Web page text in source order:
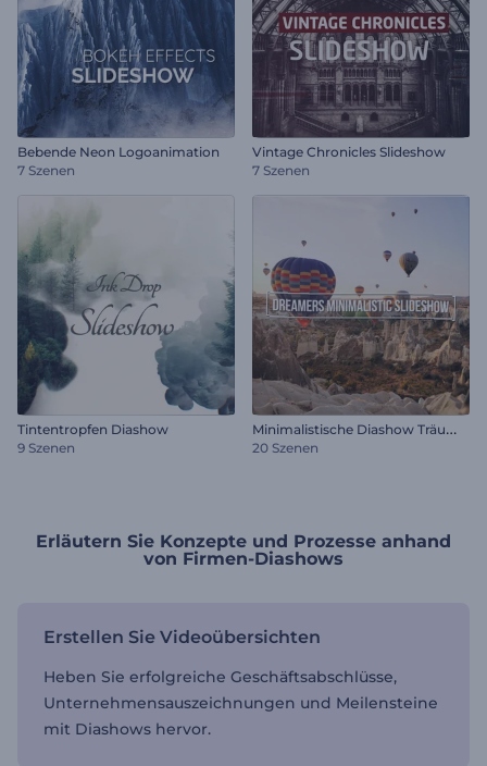
Bebende Neon Logoanimation
7 Szenen
Vintage Chronicles Slideshow
7 Szenen
Tintentropfen Diashow
9 Szenen
M
inimalistische Diashow Träumer
20 Szenen
Erläutern Sie Konzepte und Prozesse anhand
von Firmen-Diashows
Erstellen Sie Videoübersichten
Heben Sie erfolgreiche Geschäftsabschlüsse,
Unternehmensauszeichnungen und Meilensteine
mit Diashows hervor.